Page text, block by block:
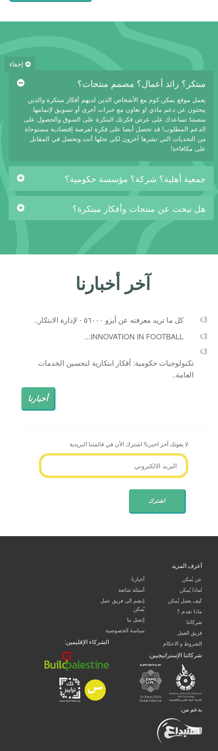
إخفاء
مبتكر؟ رائد أعمال؟ مصمم منتجات؟
يعمل موقع يمكن.كوم مع الأشخاص الذين لديهم أفكار مبتكرة والذين
يبحثون عن دعم مادي او تعاون مع خبرات أخرى أو تسويق لإتمامها.
منصتنا تساعدك على عرض فكرتك البتكرة على السوق والحصول على
الدعم المطلوب! قد تحصل أيضا على فكرة لفرصة إقتصادية مستوحاة
من التحديات التي نشرها آخرون لكي تحلها أنت وتحصل في المقابل
على مكافاءة!
جمعية أهلية؟ شركة؟ مؤسسة حكومية؟
هل تبحث عن منتجات وأفكار مبتكرة؟
آخر أخبارنا
كل ما تريد معرفته عن أيزو ٥٦٠٠٠ - لإدارة الابتكار..
INNOVATION IN FOOTBALL:..
تكنولوجيات حكومية: أفكار ابتكارية لتحسين الخدمات
العامة..
أخبارنا
لا يفوتك آخر اخبرنا! اشترك الأن في قائمتنا البريدية
أعرف المزيد
عن يُمكن
لماذا يُمكن
كيف يعمل يُمكن
ماذا نقدم ؟
شركائنا
فريق العمل
الشروط و الاحكام
آخبارنا
أسئلة شائعة
إنضم الى فريق عمل
يُمكن
إتصل بنا
سياسة الخصوصية
الشركاء الإقليمين:
شركائنا الإستراتيجيين:
بدعم من: